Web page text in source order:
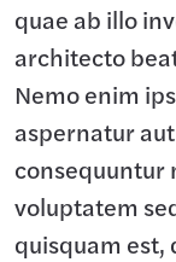
quae ab illo
architecto
Nemo enim
aspernatur
consequuntur
voluptatem
quisquam est,